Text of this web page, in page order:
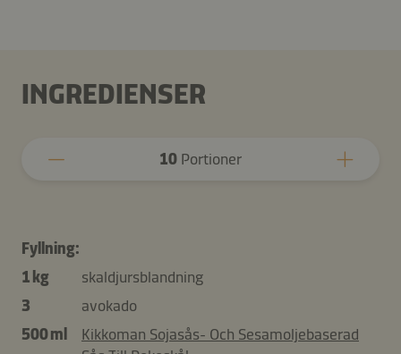
INGREDIENSER
10 Portioner
Fyllning:
1 kg
skaldjursblandning
3
avokado
500 ml
Kikkoman Sojasås- Och Sesamoljebaserad